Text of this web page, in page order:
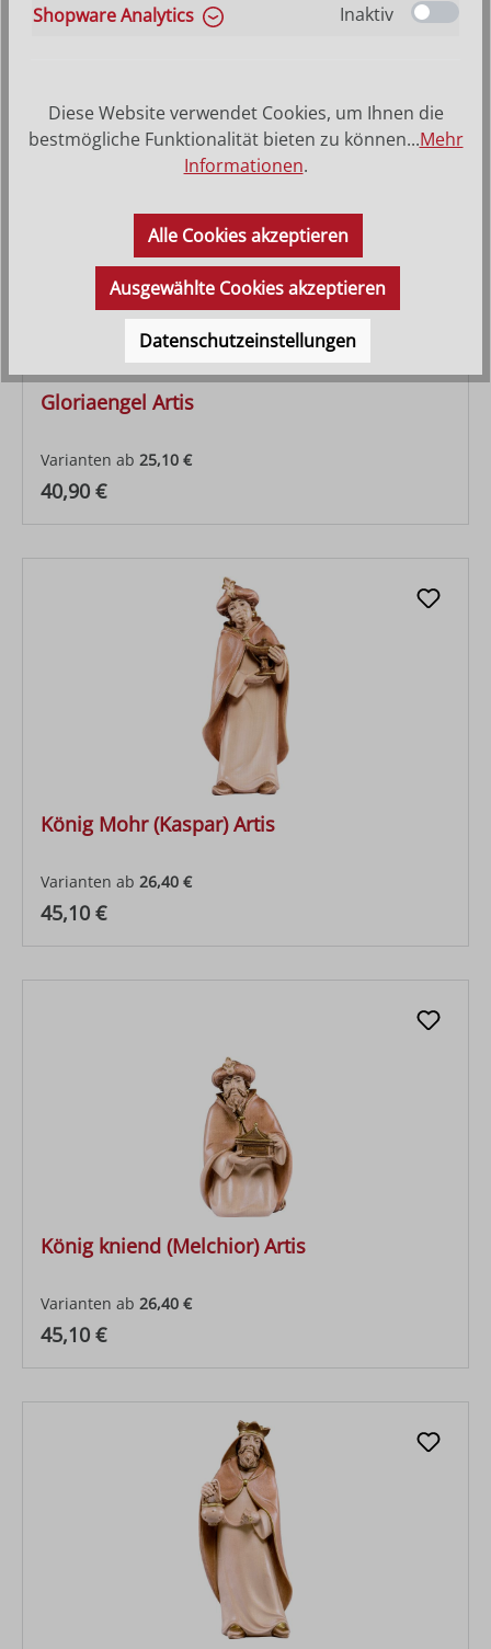
Gloriaengel Artis
Varianten ab 25,10 €
Regulärer Preis:
40,90 €
König Mohr (Kaspar) Artis
Varianten ab 26,40 €
Regulärer Preis:
45,10 €
König kniend (Melchior) Artis
Varianten ab 26,40 €
Regulärer Preis:
45,10 €
Shopware Analytics Inaktiv
Diese Website verwendet Cookies, um Ihnen die
bestmögliche Funktionalität bieten zu können...Mehr
Informationen.
Alle Cookies akzeptieren
Ausgewählte Cookies akzeptieren
Datenschutzeinstellungen